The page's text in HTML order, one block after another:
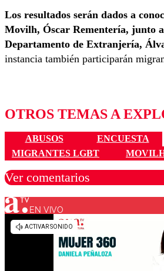
Los resultados serán dados a
Movilh, Óscar Rementería, junto
Departamento de Extranjería,
instancia también participarán
OTROS TEMAS A
ABUSOS
ENCUESTA
MIGRANTES LGBT
Ver comentarios
Los comentarios son moderados
diálogo
EN VIVO